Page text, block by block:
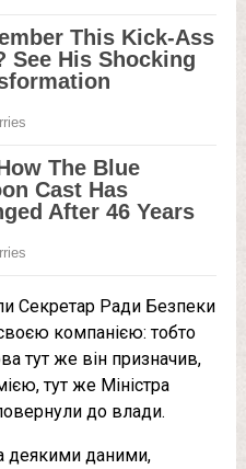
Секретар Ради Безпеки
компанією: тобто
тут же він призначив,
тут же Міністра
до влади.
деякими даними,